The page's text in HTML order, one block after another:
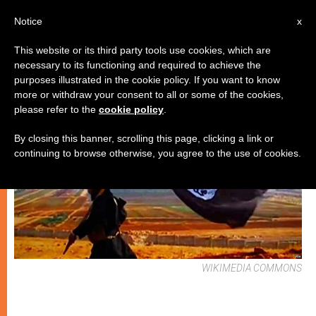
CHIESE LOCALI
WIKIMEDIA COMMONS
x
Notice
This website or its third party tools use cookies, which are
necessary to its functioning and required to achieve the
purposes illustrated in the cookie policy. If you want to know
more or withdraw your consent to all or some of the cookies,
please refer to the cookie policy
By closing this banner, scrolling this page, clicking a link or
continuing to browse otherwise, you agree to the use of cookies.